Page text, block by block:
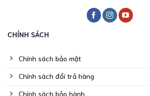
CHÍNH SÁCH
Chính sách bảo mật
Chính sách đổi trả hàng
Chính sách bảo hành